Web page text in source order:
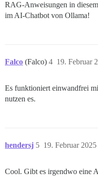
RAG-Anweisungen in diesem
im AI-Chatbot von Ollama!
Falco (Falco) 19. Februar
4
Es funktioniert einwandfrei
nutzen es.
hendersj 19. Februar
5
Cool. Gibt es irgendwo eine